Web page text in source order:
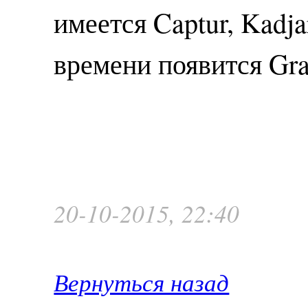
имеется Captur,
времени появится
20-10-2015, 22:40
Вернуться назад